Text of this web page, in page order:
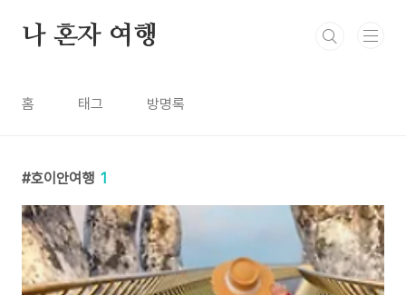
나 혼자 여행
홈 태그 방명록
호이안여행 1